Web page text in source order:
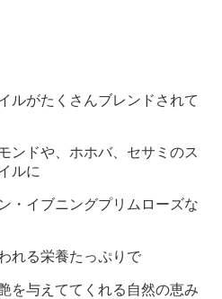
ルがたくさんブレンドされて
ンドや、ホホバ、セサミのス
ルに
・イブニングプリムローズな
れる栄養たっぷりで
を与えててくれる自然の恵み